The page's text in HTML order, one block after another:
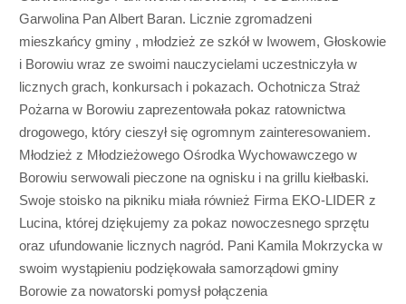
Garwolina Pan Albert Baran. Licznie zgromadzeni
mieszkańcy gminy , młodzież ze szkół w Iwowem, Głoskowie
i Borowiu wraz ze swoimi nauczycielami uczestniczyła w
licznych grach, konkursach i pokazach. Ochotnicza Straż
Pożarna w Borowiu zaprezentowała pokaz ratownictwa
drogowego, który cieszył się ogromnym zainteresowaniem.
Młodzież z Młodzieżowego Ośrodka Wychowawczego w
Borowiu serwowali pieczone na ognisku i na grillu kiełbaski.
Swoje stoisko na pikniku miała również Firma EKO-LIDER z
Lucina, której dziękujemy za pokaz nowoczesnego sprzętu
oraz ufundowanie licznych nagród. Pani Kamila Mokrzycka w
swoim wystąpieniu podziękowała samorządowi gminy
Borowie za nowatorski pomysł połączenia